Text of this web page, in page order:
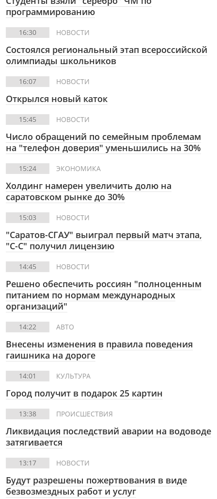
программированию
16:30 НОВОСТИ
Состоялся региональный этап всероссийской
олимпиады школьников
16:07 НОВОСТИ
Открылся новый каток
15:45 НОВОСТИ
Число обращений по семейным проблемам
на "телефон доверия" уменьшились на 30%
15:24 ЭКОНОМИКА
Холдинг намерен увеличить долю на
саратовском рынке до 30%
15:03 НОВОСТИ
"Саратов-СГАУ" выиграл первый матч этапа,
"С-С" получил лицензию
14:45 НОВОСТИ
Решено обеспечить россиян "полноценным
питанием по нормам международных
организаций"
14:22 АВТО
Внесены изменения в правила поведения
гаишника на дороге
14:01 КУЛЬТУРА
Город получит в подарок 25 картин
13:38 ПРОИСШЕСТВИЯ
Ликвидация последствий аварии на водоводе
затягивается
13:17 НОВОСТИ
Будут разрешены пожертвования в виде
безвозмездных работ и услуг